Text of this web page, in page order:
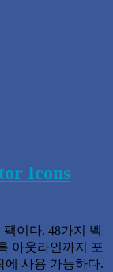
Icons
팩이다. 48가지 벡
아웃라인까지 포
에 사용 가능하다.